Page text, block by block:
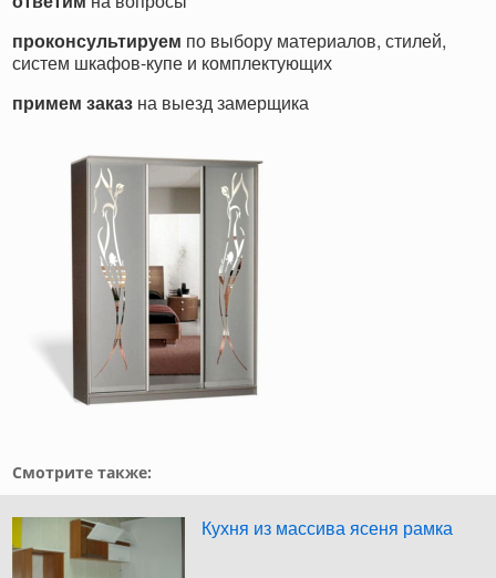
проконсультируем по выбору материалов, стилей,
систем шкафов-купе и комплектующих
примем заказ на выезд замерщика
Смотрите также:
Кухня из массива ясеня рамка